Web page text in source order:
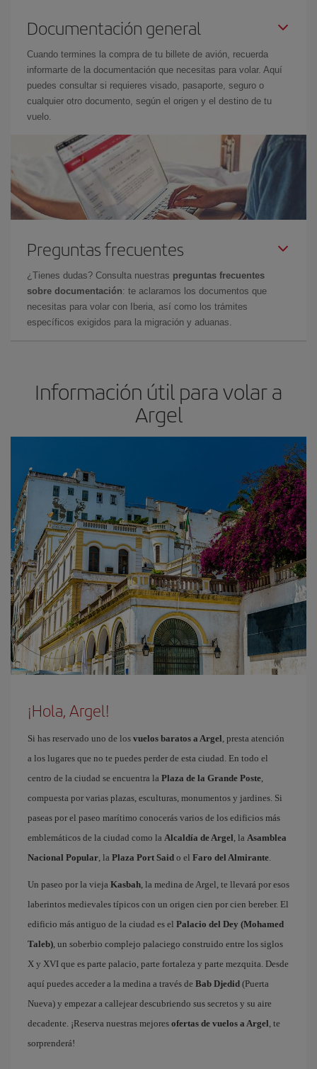
Documentación general
Cuando termines la compra de tu billete de avión, recuerda
informarte de la documentación que necesitas para volar. Aquí
puedes consultar si requieres visado, pasaporte, seguro o
cualquier otro documento, según el origen y el destino de tu
vuelo.
Preguntas frecuentes
¿Tienes dudas? Consulta nuestras preguntas frecuentes
sobre documentación: te aclaramos los documentos que
necesitas para volar con Iberia, así como los trámites
específicos exigidos para la migración y aduanas.
Información útil para volar a
Argel
¡Hola, Argel!
Si has reservado uno de los vuelos baratos a Argel, presta atención
a los lugares que no te puedes perder de esta ciudad. En todo el
centro de la ciudad se encuentra la Plaza de la Grande Poste,
compuesta por varias plazas, esculturas, monumentos y jardines. Si
paseas por el paseo marítimo conocerás varios de los edificios más
emblemáticos de la ciudad como la Alcaldía de Argel, la Asamblea
Nacional Popular, la Plaza Port Said o el Faro del Almirante.
Un paseo por la vieja Kasbah, la medina de Argel, te llevará por esos
laberintos medievales típicos con un origen cien por cien bereber. El
edificio más antiguo de la ciudad es el Palacio del Dey (Mohamed
Taleb), un soberbio complejo palaciego construido entre los siglos
X y XVI que es parte palacio, parte fortaleza y parte mezquita. Desde
aquí puedes acceder a la medina a través de Bab Djedid (Puerta
Nueva) y empezar a callejear descubriendo sus secretos y su aire
decadente. ¡Reserva nuestras mejores ofertas de vuelos a Argel, te
sorprenderá!